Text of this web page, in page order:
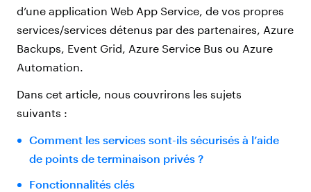
d’une application Web App Service, de vos propres
services/services détenus par des partenaires, Azure
Backups, Event Grid, Azure Service Bus ou Azure
Automation.
Dans cet article, nous couvrirons les sujets
suivants :
Comment les services sont-ils sécurisés à l’aide
de points de terminaison privés ?
Fonctionnalités clés